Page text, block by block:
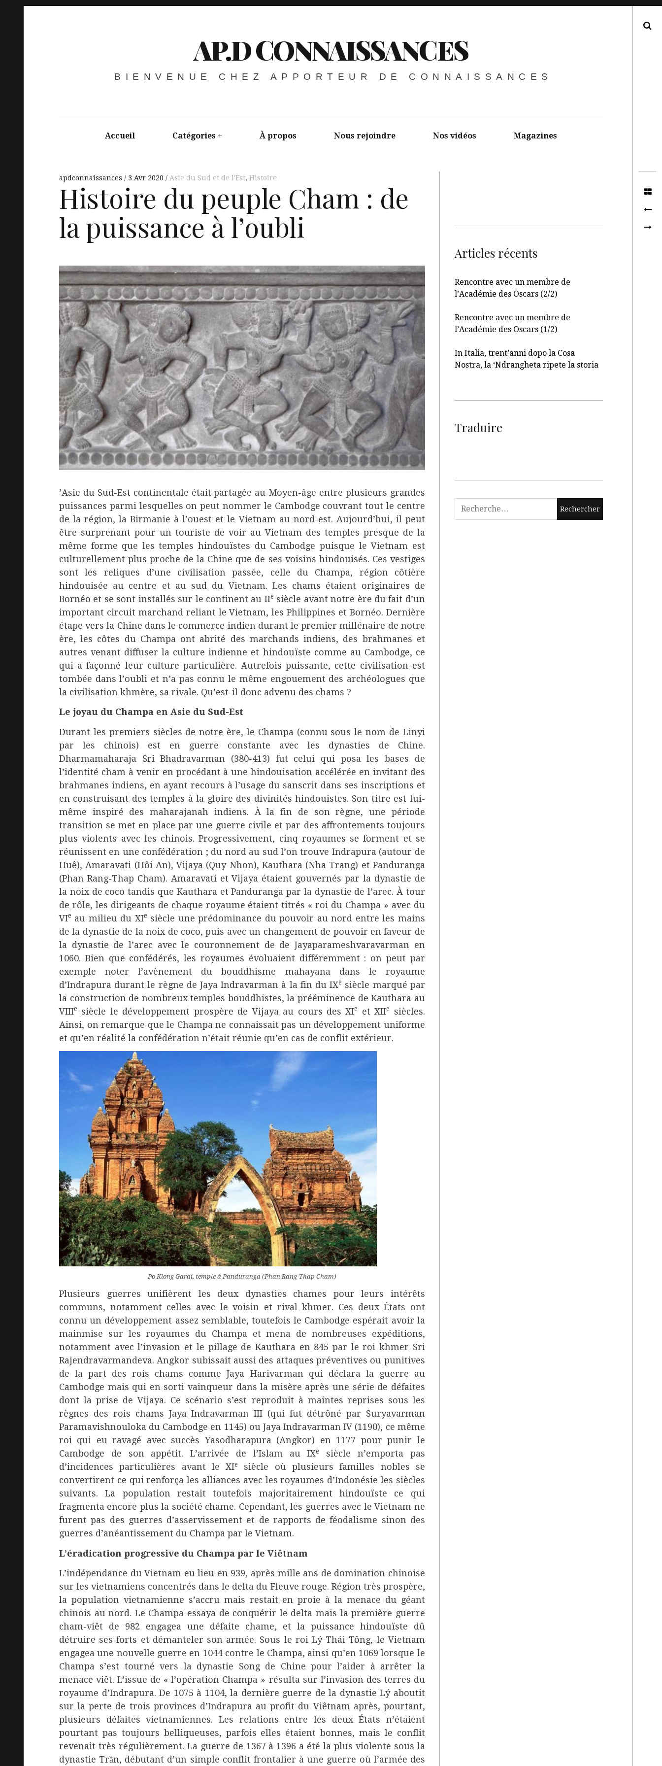
AP.D CONNAISSANCES
BIENVENUE CHEZ APPORTEUR DE CONNAISSANCES
Accueil Catégories À propos Nous rejoindre Nos vidéos Magazines
apdconnaissances 3 Avr 2020 Asie du Sud et de l'Est, Histoire
Histoire du peuple Cham : de
la puissance à l’oubli
’Asie du Sud-Est continentale était partagée au Moyen-âge entre plusieurs grandes
puissances parmi lesquelles on peut nommer le Cambodge couvrant tout le centre
de la région, la Birmanie à l’ouest et le Vietnam au nord-est. Aujourd’hui, il peut
être surprenant pour un touriste de voir au Vietnam des temples presque de la
même forme que les temples hindouïstes du Cambodge puisque le Vietnam est
culturellement plus proche de la Chine que de ses voisins hindouisés. Ces vestiges
sont les reliques d’une civilisation passée, celle du Champa, région côtière
hindouisée au centre et au sud du Vietnam. Les chams étaient originaires de
Bornéo et se sont installés sur le continent au IIe siècle avant notre ère du fait d’un
important circuit marchand reliant le Vietnam, les Philippines et Bornéo. Dernière
étape vers la Chine dans le commerce indien durant le premier millénaire de notre
ère, les côtes du Champa ont abrité des marchands indiens, des brahmanes et
autres venant diffuser la culture indienne et hindouïste comme au Cambodge, ce
qui a façonné leur culture particulière. Autrefois puissante, cette civilisation est
tombée dans l’oubli et n’a pas connu le même engouement des archéologues que
la civilisation khmère, sa rivale. Qu’est-il donc advenu des chams ?
Le joyau du Champa en Asie du Sud-Est
Durant les premiers siècles de notre ère, le Champa (connu sous le nom de Linyi
par les chinois) est en guerre constante avec les dynasties de Chine.
Dharmamaharaja Sri Bhadravarman (380-413) fut celui qui posa les bases de
l’identité cham à venir en procédant à une hindouisation accélérée en invitant des
brahmanes indiens, en ayant recours à l’usage du sanscrit dans ses inscriptions et
en construisant des temples à la gloire des divinités hindouistes. Son titre est lui-
même inspiré des maharajanah indiens. À la fin de son règne, une période
transition se met en place par une guerre civile et par des affrontements toujours
plus violents avec les chinois. Progressivement, cinq royaumes se forment et se
réunissent en une confédération ; du nord au sud l’on trouve Indrapura (autour de
Huê), Amaravati (Hôi An), Vijaya (Quy Nhon), Kauthara (Nha Trang) et Panduranga
(Phan Rang-Thap Cham). Amaravati et Vijaya étaient gouvernés par la dynastie de
la noix de coco tandis que Kauthara et Panduranga par la dynastie de l’arec. À tour
de rôle, les dirigeants de chaque royaume étaient titrés « roi du Champa » avec du
VIe au milieu du XIe siècle une prédominance du pouvoir au nord entre les mains
de la dynastie de la noix de coco, puis avec un changement de pouvoir en faveur de
la dynastie de l’arec avec le couronnement de de Jayaparameshvaravarman en
1060. Bien que confédérés, les royaumes évoluaient différemment : on peut par
exemple noter l’avènement du bouddhisme mahayana dans le royaume
d’Indrapura durant le règne de Jaya Indravarman à la fin du IXe siècle marqué par
la construction de nombreux temples bouddhistes, la prééminence de Kauthara au
VIIIe siècle le développement prospère de Vijaya au cours des XIe et XIIe
siècles.
Ainsi, on remarque que le Champa ne connaissait pas un développement uniforme
et qu’en réalité la confédération n’était réunie qu’en cas de conflit extérieur.
Po Klong Garai, temple à Panduranga (Phan Rang-Thap Cham)
Plusieurs guerres unifièrent les deux dynasties chames pour leurs intérêts
communs, notamment celles avec le voisin et rival khmer. Ces deux États ont
connu un développement assez semblable, toutefois le Cambodge espérait avoir la
mainmise sur les royaumes du Champa et mena de nombreuses expéditions,
notamment avec l’invasion et le pillage de Kauthara en 845 par le roi khmer Sri
Rajendravarmandeva. Angkor subissait aussi des attaques préventives ou punitives
de la part des rois chams comme Jaya Harivarman qui déclara la guerre au
Cambodge mais qui en sorti vainqueur dans la misère après une série de défaites
dont la prise de Vijaya. Ce scénario s’est reproduit à maintes reprises sous les
règnes des rois chams Jaya Indravarman III (qui fut détrôné par Suryavarman
Paramavishnouloka du Cambodge en 1145) ou Jaya Indravarman IV (1190), ce même
roi qui eu ravagé avec succès Yasodharapura (Angkor) en 1177 pour punir le
Cambodge de son appétit. L’arrivée de l’Islam au IXe
siècle n’emporta pas
d’incidences particulières avant le XIe
siècle où plusieurs familles nobles se
convertirent ce qui renforça les alliances avec les royaumes d’Indonésie les siècles
suivants. La population restait toutefois majoritairement hindouïste ce qui
fragmenta encore plus la société chame. Cependant, les guerres avec le Vietnam ne
furent pas des guerres d’asservissement et de rapports de féodalisme sinon des
guerres d’anéantissement du Champa par le Vietnam.
L’éradication progressive du Champa par le Viêtnam
L’indépendance du Vietnam eu lieu en 939, après mille ans de domination chinoise
sur les vietnamiens concentrés dans le delta du Fleuve rouge. Région très prospère,
la population vietnamienne s’accru mais restait en proie à la menace du géant
chinois au nord. Le Champa essaya de conquérir le delta mais la première guerre
cham-viêt de 982 engagea une défaite chame, et la puissance hindouïste dû
détruire ses forts et démanteler son armée. Sous le roi Lý Thái Tông, le Vietnam
engagea une nouvelle guerre en 1044 contre le Champa, ainsi qu’en 1069 lorsque le
Champa s’est tourné vers la dynastie Song de Chine pour l’aider à arrêter la
menace viêt. L’issue de « l’opération Champa » résulta sur l’invasion des terres du
royaume d’Indrapura. De 1075 à 1104, la dernière guerre de la dynastie Lý aboutit
sur la perte de trois provinces d’Indrapura au profit du Viêtnam après, pourtant,
plusieurs défaites vietnamiennes. Les relations entre les deux États n’étaient
pourtant pas toujours belliqueuses, parfois elles étaient bonnes, mais le conflit
revenait très régulièrement. La guerre de 1367 à 1396 a été la plus violente sous la
dynastie Trần, débutant d’un simple conflit frontalier à une guerre où l’armée des
Articles récents
Rencontre avec un membre de
l’Académie des Oscars (2/2)
Rencontre avec un membre de
l’Académie des Oscars (1/2)
In Italia, trent’anni dopo la Cosa
Nostra, la ‘Ndrangheta ripete la storia
Traduire